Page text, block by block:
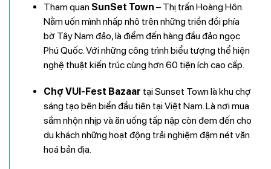
Tham quan SunSet Town – Thị trấn Hoàng Hôn.
Nằm uốn mình nhấp nhô trên những triền đồi phía
bờ Tây Nam đảo,là điểm đến hàng đầu đảo ngọc
Phú Quốc. Với những công trình biểu tượng thể hiện
nghệ thuật kiến trúc cùng hơn 60 tiện ích cao cấp.
Chợ VUI-Fest Bazaar tại Sunset Town là khu chợ
sáng tạo bên biển đầu tiên tại Việt Nam. Là nơi mua
sắm nhộn nhịp và ăn uống tấp nập còn đem đến cho
du khách những hoạt động trải nghiệm đậm nét văn
hoá bản địa.